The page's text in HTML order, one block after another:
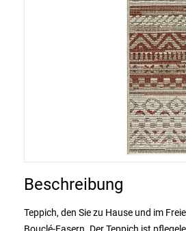
Beschreibung
Teppich, den Sie zu Hause und im